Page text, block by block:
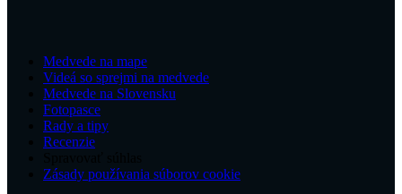
Medvede na mape
Videá so sprejmi na medvede
Medvede na Slovensku
Fotopasce
Rady a tipy
Recenzie
Zásady používania súborov cookie